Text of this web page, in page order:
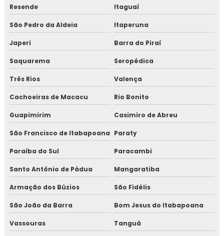
Consultoria em HACCP APPCC
Consultoria em HACCP APPCC com foco no BRCGS
Consultoria em HACCP codex alimentarius
Consultoria em homologação de fornecedor
Consultoria em homologação de fornecedores e
transportadoras
Consultoria em ifs food
Consultoria em implantação de programa 5s
Consultoria em implementação gfsi
Consultoria em iso 14001
Consultoria em iso 17025
Resende Itaguaí
São Pedro da Aldeia Itaperuna
Japeri Barra do Piraí
Saquarema Seropédica
Três Rios Valença
Cachoeiras de Macacu Rio Bonito
Guapimirim Casimiro de Abreu
São Francisco de Itabapoana Paraty
Paraíba do Sul Paracambi
Santo Antônio de Pádua Mangaratiba
Armação dos Búzios São Fidélis
São João da Barra Bom Jesus do Itabapoana
Vassouras Tanguá